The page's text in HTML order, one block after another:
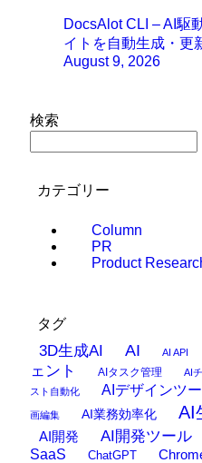
DocsAlot CLI – AI駆
イトを自動生成・更
August 9, 2026
検索
カテゴリー
Column
PR
Product
タグ
3D生成AI AI AI API
ェント
AIタスク管理 AI
スト自動化
AIデザインツ
画編集 AI業務効率化 AI
AI開発 AI開発ツール
SaaS
ChatGPT